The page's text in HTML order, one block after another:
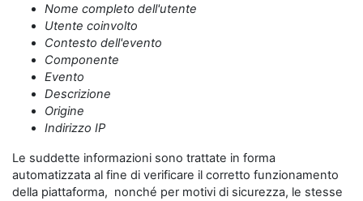
Nome completo dell'utente
Utente coinvolto
Contesto dell'evento
Componente
Evento
Descrizione
Origine
Indirizzo IP
Le suddette informazioni sono trattate in forma
automatizzata al fine di verificare il corretto funzionamento
della piattaforma, nonché per motivi di sicurezza, le stesse